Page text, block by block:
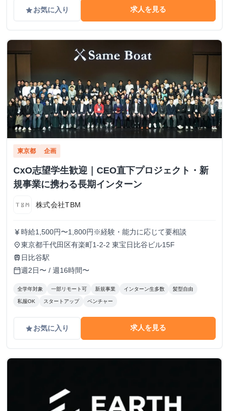
gradeお気に入り 求人を見る
東京都 企画
CxO志望学生歓迎｜CEO直下プロジェクト・新
規事業に携わる長期インターン
株式会社TBM
currency_yen 時給1,500円〜1,800円※経験・能力に応じて要相談
place東京都千代田区有楽町1-2-2 東宝日比谷ビル15F
train 日比谷駅
calendar_today週2日〜 / 週16時間〜
全学年対象 一部リモート可 新規事業 インターン生多数 髪型自由
私服OK スタートアップ ベンチャー
gradeお気に入り 求人を見る